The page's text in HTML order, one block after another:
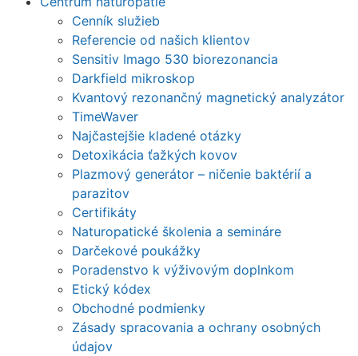
Cenník služieb
Referencie od našich klientov
Sensitiv Imago 530 biorezonancia
Darkfield mikroskop
Kvantový rezonančný magnetický analyzátor
TimeWaver
Najčastejšie kladené otázky
Detoxikácia ťažkých kovov
Plazmový generátor – ničenie baktérií a
parazitov
Certifikáty
Naturopatické školenia a semináre
Darčekové poukážky
Poradenstvo k výživovým doplnkom
Etický kódex
Obchodné podmienky
Zásady spracovania a ochrany osobných
údajov